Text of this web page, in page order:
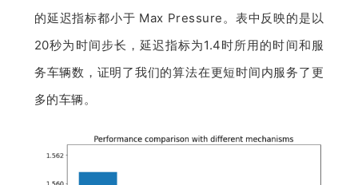
的延迟指标都小于 Max Pressure。表中反映的是以
20秒为时间步长，延迟指标为1.4时所用的时间和服
务车辆数，证明了我们的算法在更短时间内服务了更
多的车辆。